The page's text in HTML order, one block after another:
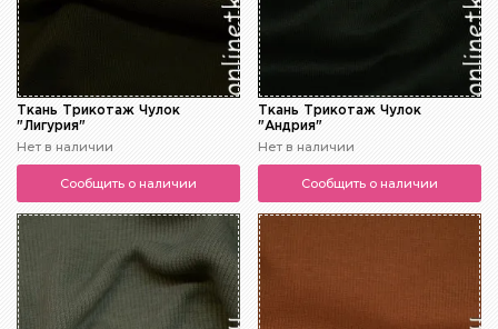
Ткань Трикотаж Чулок
"Лигурия"
Нет в наличии
Сообщить о наличии
Ткань Трикотаж Чулок
"Андрия"
Нет в наличии
Сообщить о наличии